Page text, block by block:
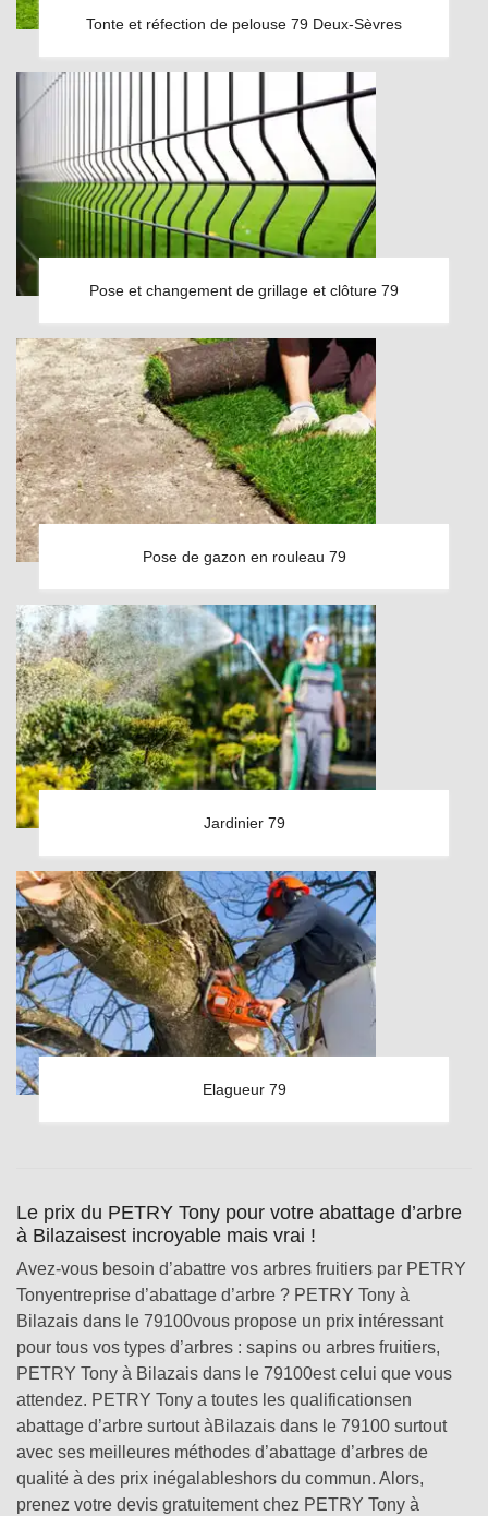
Tonte et réfection de pelouse 79 Deux-Sèvres
Pose et changement de grillage et clôture 79
Pose de gazon en rouleau 79
Jardinier 79
Elagueur 79
Le prix du PETRY Tony pour votre abattage d’arbre
à Bilazaisest incroyable mais vrai !
Avez-vous besoin d’abattre vos arbres fruitiers par PETRY
Tonyentreprise d’abattage d’arbre ? PETRY Tony à
Bilazais dans le 79100vous propose un prix intéressant
pour tous vos types d’arbres : sapins ou arbres fruitiers,
PETRY Tony à Bilazais dans le 79100est celui que vous
attendez. PETRY Tony a toutes les qualificationsen
abattage d’arbre surtout àBilazais dans le 79100 surtout
avec ses meilleures méthodes d’abattage d’arbres de
qualité à des prix inégalableshors du commun. Alors,
prenez votre devis gratuitement chez PETRY Tony à